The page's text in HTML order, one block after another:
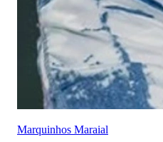
Marquinhos Maraial